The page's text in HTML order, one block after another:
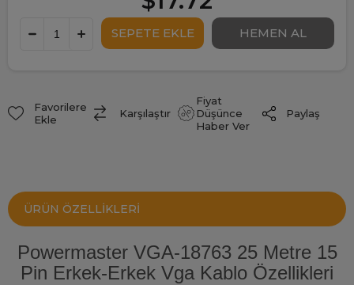
Favorilere
Ekle
Karşılaştır
Fiyat
Düşünce
Haber Ver
Paylaş
ÜRÜN ÖZELLIKLERI
Powermaster VGA-18763 25 Metre 15
Pin Erkek-Erkek Vga Kablo Özellikleri